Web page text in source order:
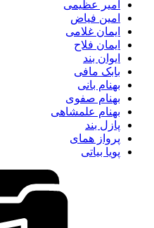
امیر عظیمی
امین فیاض
ایمان غلامی
ایمان فلاح
ایوان بند
بابک مافی
بهنام بانی
بهنام صفوی
بهنام علمشاهی
پازل بند
پرواز همای
پویا بیاتی